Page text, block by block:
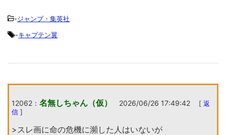
-ジャンプ・集英社
-キャプテン翼
12062： 名無しちゃん（仮） 2026/06/26 17:49:42 [ 返
信 ]
>スレ画に命の危機に瀕した人はいないが